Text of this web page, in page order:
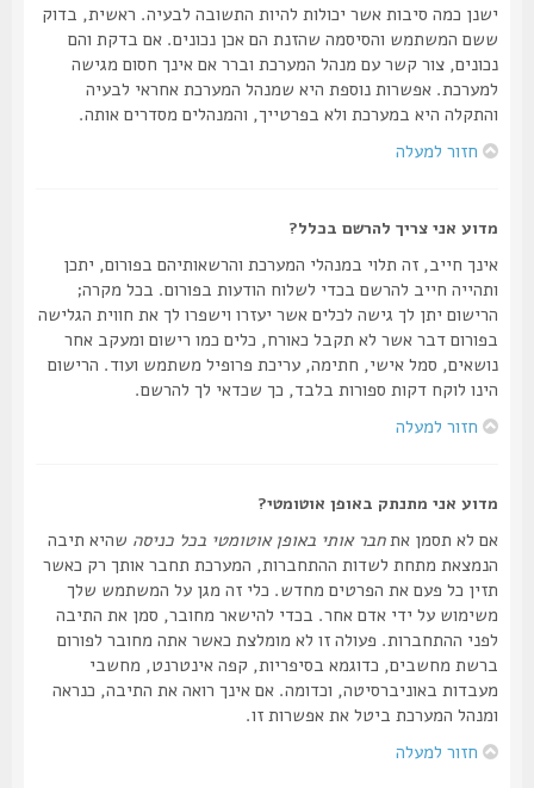
ישנן כמה סיבות אשר יכולות להיות התשובה לבעיה. ראשית, בדוק
ששם המשתמש והסיסמה שהזנת הם אכן נכונים. אם בדקת והם
נכונים, צור קשר עם מנהל המערכת וברר אם אינך חסום מגישה
למערכת. אפשרות נוספת היא שמנהל המערכת אחראי לבעיה
והתקלה היא במערכת ולא בפרטייך, והמנהלים מסדרים אותה.
חזור למעלה
מדוע אני צריך להרשם בכלל?
אינך חייב, זה תלוי במנהלי המערכת והרשאותיהם בפורום, יתכן
ותהייה חייב להרשם בכדי לשלוח הודעות בפורום. בכל מקרה;
הרישום יתן לך גישה לכלים אשר יעזרו וישפרו לך את חווית הגלישה
בפורום דבר אשר לא תקבל כאורח, כלים כמו רישום ומעקב אחר
נושאים, סמל אישי, חתימה, עריכת פרופיל משתמש ועוד. הרישום
הינו לוקח דקות ספורות בלבד, כך שכדאי לך להרשם.
חזור למעלה
מדוע אני מתנתק באופן אוטומטי?
אם לא תסמן אתחבר אותי באופן אוטומטי בכל כניסהשהיא תיבה
הנמצאת מתחת לשדות ההתחברות, המערכת תחבר אותך רק כאשר
תזין כל פעם את הפרטים מחדש. כלי זה מגן על המשתמש שלך
משימוש על ידי אדם אחר. בכדי להישאר מחובר, סמן את התיבה
לפני ההתחברות. פעולה זו לא מומלצת כאשר אתה מחובר לפורום
ברשת מחשבים, כדוגמא בסיפריות, קפה אינטרנט, מחשבי
מעבדות באוניברסיטה, וכדומה. אם אינך רואה את התיבה, כנראה
ומנהל המערכת ביטל את אפשרות זו.
חזור למעלה